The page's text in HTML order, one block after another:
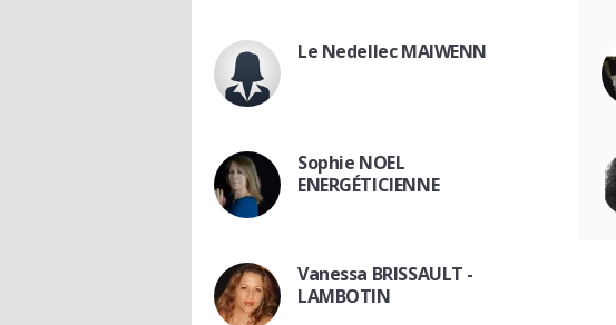
Le Nedellec MAIWENN
Sophie NOEL
ENERGÉTICIENNE
Vanessa BRISSAULT -
LAMBOTIN